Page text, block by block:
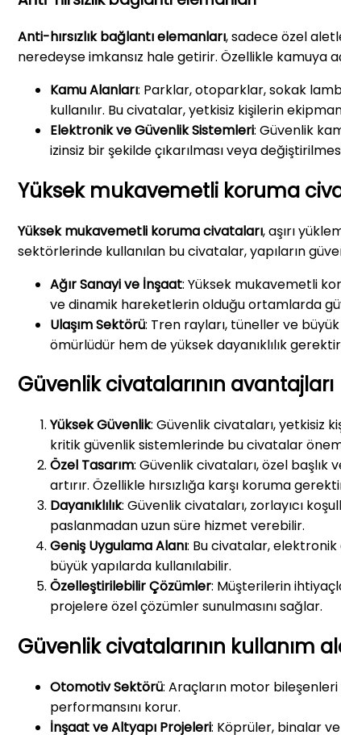
Anti-hırsızlık bağlantı elemanları, sadece özel
neredeyse imkansız hale getirir. Özellikle
Kamu Alanları: Parklar, otoparklar, sokak
kullanılır. Bu civatalar, yetkisiz kişilerin
Elektronik ve Güvenlik Sistemleri: Güvenlik
izinsiz bir şekilde çıkarılması veya
Yüksek mukavemetli koruma
Yüksek mukavemetli koruma civataları, aşırı
sektörlerinde kullanılan bu civatalar, yapıların
Ağır Sanayi ve İnşaat: Yüksek mukavemetli
ve dinamik hareketlerin olduğu ortamlarda
Ulaşım Sektörü: Tren rayları, tüneller ve
ömürlüdür hem de yüksek dayanıklılık
Güvenlik civatalarının avantajları
Yüksek Güvenlik: Güvenlik civataları, yetkisiz
kritik güvenlik sistemlerinde bu civatalar
Özel Tasarım: Güvenlik civataları, özel
artırır. Özellikle hırsızlığa karşı koruma
Dayanıklılık: Güvenlik civataları, zorlayıcı
paslanmadan uzun süre hizmet verebilir.
Geniş Uygulama Alanı: Bu civatalar,
büyük yapılarda kullanılabilir.
Özelleştirilebilir Çözümler: Müşterilerin
projelere özel çözümler sunulmasını sağlar.
Güvenlik civatalarının kullanım
Otomotiv Sektörü: Araçların motor bileşenleri
performansını korur.
İnşaat ve Altyapı Projeleri: Köprüler, binalar